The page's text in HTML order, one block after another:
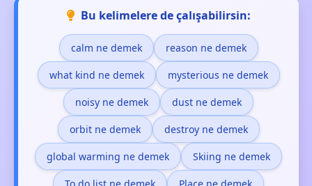
Bu kelimelere de çalışabilirsin:
calm ne demek reason ne demek
what kind ne demek mysterious ne demek
noisy ne demek dust ne demek
orbit ne demek destroy ne demek
global warming ne demek Skiing ne demek